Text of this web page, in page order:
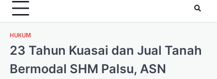
HUKUM
23 Tahun Kuasai dan Jual Tanah
Bermodal SHM Palsu, ASN